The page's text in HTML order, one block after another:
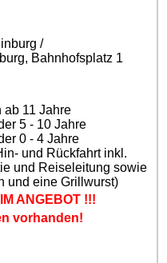
/
Bahnhofsplatz 1
ab 11 Jahre
5 - 10 Jahre
0 - 4 Jahre
und Rückfahrt inkl.
und Reiseleitung sowie
und eine Grillwurst)
ANGEBOT !!!
vorhanden!